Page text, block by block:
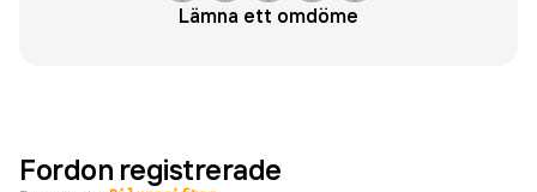
Lämna ett omdöme
Fordon registrerade